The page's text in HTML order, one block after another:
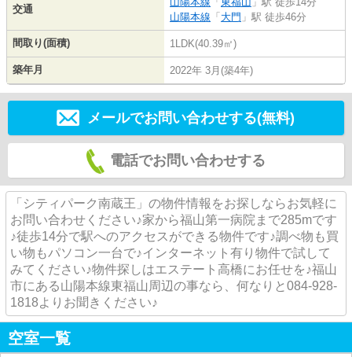
交通
山陽本線 「 大門 」駅 徒歩46分
間取り(面積) 1LDK(40.39㎡)
築年月 2022年 3月(築4年)
メールでお問い合わせする(無料)
電話でお問い合わせする
「シティパーク南蔵王」の物件情報をお探しならお気軽に
お問い合わせください♪家から福山第一病院まで285mです
♪徒歩14分で駅へのアクセスができる物件です♪調べ物も買
い物もパソコン一台で♪インターネット有り物件で試して
みてください♪物件探しはエステート高橋にお任せを♪福山
市にある山陽本線東福山周辺の事なら、何なりと084-928-
1818よりお聞きください♪
空室一覧